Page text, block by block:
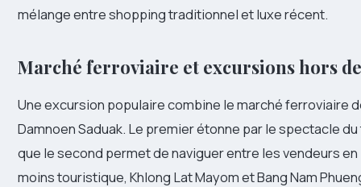
mélange entre shopping traditionnel et luxe récent.
Marché ferroviaire et excursions hors
Une excursion populaire combine le marché ferroviaire
Damnoen Saduak. Le premier étonne par le spectacle
que le second permet de naviguer entre les vendeurs
moins touristique, Khlong Lat Mayom et Bang Nam